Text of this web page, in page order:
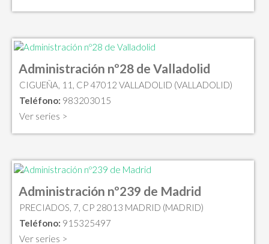
Administración nº28 de Valladolid
CIGUEÑA, 11, CP 47012 VALLADOLID (VALLADOLID)
Teléfono: 983203015
Ver series >
Administración nº239 de Madrid
PRECIADOS, 7, CP 28013 MADRID (MADRID)
Teléfono: 915325497
Ver series >